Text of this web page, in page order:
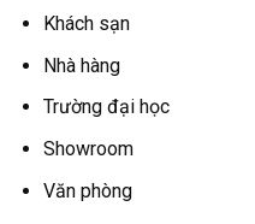
Khách sạn
Nhà hàng
Trường đại học
Showroom
Văn phòng